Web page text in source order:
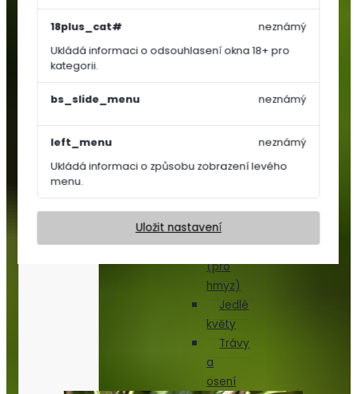
18plus_cat#
Ukládá informaci o odsouhlasení okna 18+ pro
kategorii.
neznámý
bs_slide_menu neznámý
left_menu
Ukládá informaci o způsobu zobrazení levého
menu.
neznámý
Uložit nastavení
Květiny
Dvouletky
koberec
Nektar
párty
(pro
hmyz)
Jedlé
květy
Trávy
a
osení